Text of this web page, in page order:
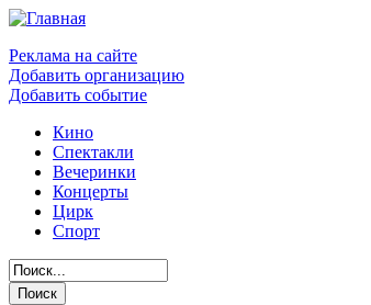
Реклама на сайте
Добавить организацию
Добавить событие
Кино
Спектакли
Вечеринки
Концерты
Цирк
Спорт